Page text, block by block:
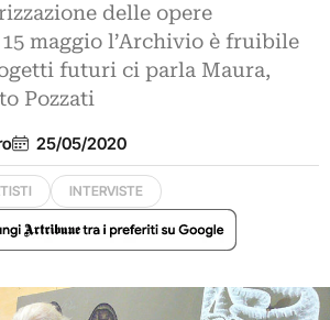
delle opere
maggio l’Archivio è fruibile
futuri ci parla Maura,
Pozzati
25/05/2020
INTERVISTE